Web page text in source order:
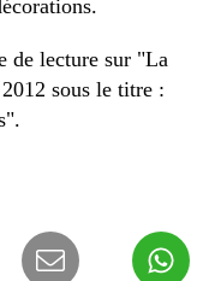
de lecture sur "La
sous le titre :